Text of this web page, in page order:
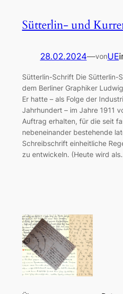
Sütterlin- und
28.02.2024—vonUE
Sütterlin-Schrift Die Sütterlin-
dem Berliner Graphiker
Er hatte – als Folge der
Jahrhundert – im Jahre 1911
Auftrag erhalten, für die seit
nebeneinander bestehende
Schreibschrift einheitliche
zu entwickeln. (Heute wird